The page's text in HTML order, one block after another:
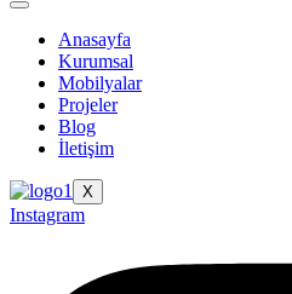
Anasayfa
Kurumsal
Mobilyalar
Projeler
Blog
İletişim
X
Instagram